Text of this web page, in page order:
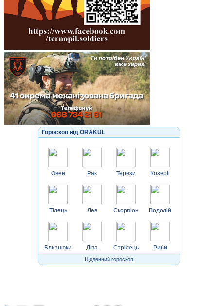
Гороскоп від ORAKUL
Овен
Тілець
Близнюки
Рак
Лев
Діва
Терези
Скорпіон
Стрілець
Козеріг
Водолій
Риби
Щоденний гороскоп